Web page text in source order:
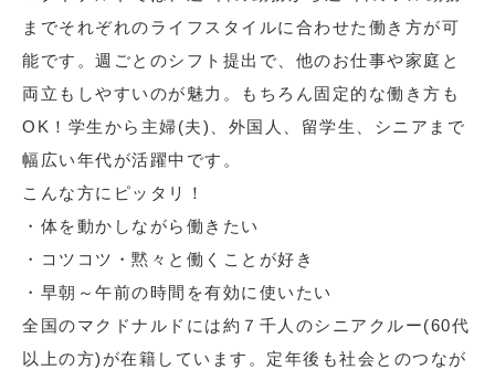
までそれぞれのライフスタイルに合わせた働き方が可
能です。週ごとのシフト提出で、他のお仕事や家庭と
両立もしやすいのが魅力。もちろん固定的な働き方も
OK！学生から主婦(夫)、外国人、留学生、シニアまで
幅広い年代が活躍中です。
こんな方にピッタリ！
・体を動かしながら働きたい
・コツコツ・黙々と働くことが好き
・早朝～午前の時間を有効に使いたい
全国のマクドナルドには約７千人のシニアクルー(60代
以上の方)が在籍しています。定年後も社会とのつなが